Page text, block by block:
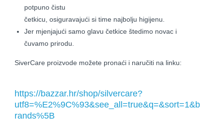
potpuno čistu
četkicu, osiguravajući si time najbolju higijenu.
Jer mjenjajući samo glavu četkice štedimo novac i
čuvamo prirodu.
SiverCare proizvode možete pronaći i naručiti na linku:
https://bazzar.hr/shop/silvercare?
utf8=%E2%9C%93&see_all=true&q=&sort=1&b
rands%5B